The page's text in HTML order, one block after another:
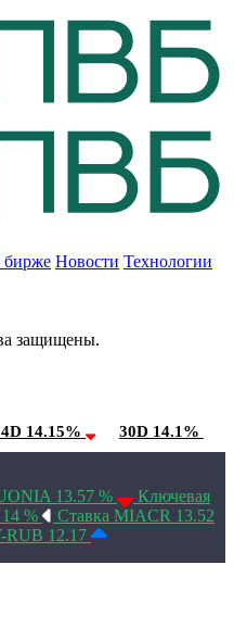
Новости Технологии
защищены.
14.15% 30D 14.1%
13.57 %
Ключевая
%
Ставка MIACR 13.52
RUB 12.17